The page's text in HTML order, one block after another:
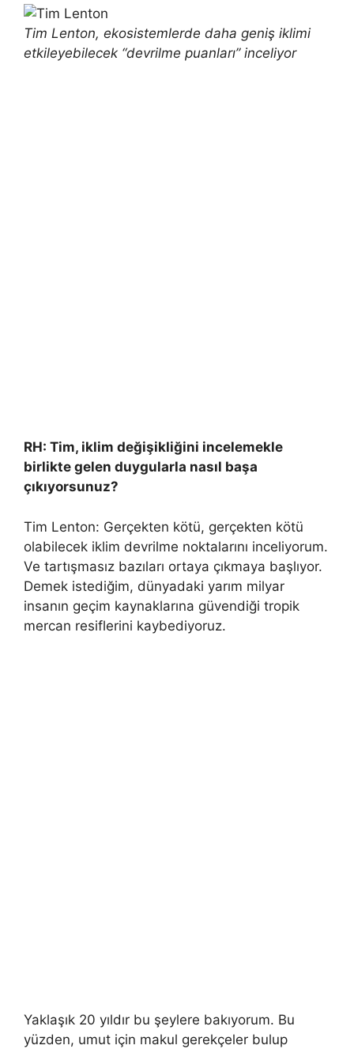
Tim Lenton, ekosistemlerde daha geniş iklimi
etkileyebilecek “devrilme puanları” inceliyor
RH: Tim, iklim değişikliğini incelemekle
birlikte gelen duygularla nasıl başa
çıkıyorsunuz?
Tim Lenton: Gerçekten kötü, gerçekten kötü
olabilecek iklim devrilme noktalarını inceliyorum.
Ve tartışmasız bazıları ortaya çıkmaya başlıyor.
Demek istediğim, dünyadaki yarım milyar
insanın geçim kaynaklarına güvendiği tropik
mercan resiflerini kaybediyoruz.
Yaklaşık 20 yıldır bu şeylere bakıyorum. Bu
yüzden, umut için makul gerekçeler bulup